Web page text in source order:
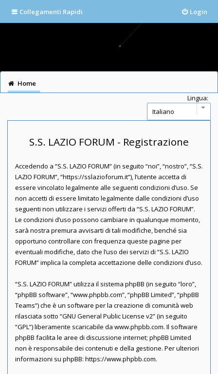
Collegamenti Rapidi Login
Home
Lingua:
S.S. LAZIO FORUM - Registrazione
Accedendo a “S.S. LAZIO FORUM” (in seguito “noi”, “nostro”, “S.S.
LAZIO FORUM”, “https://sslazioforum.it”), l’utente accetta di
essere vincolato legalmente alle seguenti condizioni d’uso. Se
non accetti di essere limitato legalmente dalle condizioni d’uso
seguenti non utilizzare i servizi offerti da “S.S. LAZIO FORUM”.
Le condizioni d’uso possono cambiare in qualunque momento,
sarà nostra premura avvisarti di tali modifiche, benché sia
opportuno controllare con frequenza queste pagine per
eventuali modifiche, dato che l’uso dei servizi di “S.S. LAZIO
FORUM” implica la completa accettazione delle condizioni d’uso.
“S.S. LAZIO FORUM” utilizza il sistema phpBB (in seguito “loro”,
“phpBB software”, “www.phpbb.com”, “phpBB Limited”, “phpBB
Teams”) che è un software per la creazione di comunità web
rilasciata sotto “GNU General Public License v2” (in seguito
“GPL”) liberamente scaricabile da www.phpbb.com. Il software
phpBB facilita le aree di discussione internet; phpBB Limited
non è responsabile dei contenuti e della gestione. Per ulteriori
informazioni su phpBB: https://www.phpbb.com.